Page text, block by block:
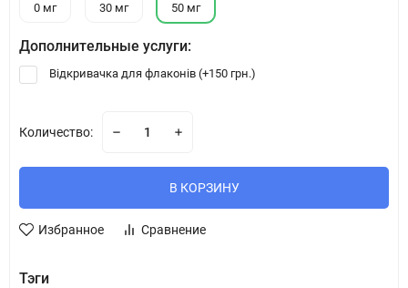
0 мг 30 мг 50 мг
Дополнительные услуги:
Відкривачка для флаконів (+150 грн.)
Количество:
В КОРЗИНУ
Избранное Сравнение
Тэги